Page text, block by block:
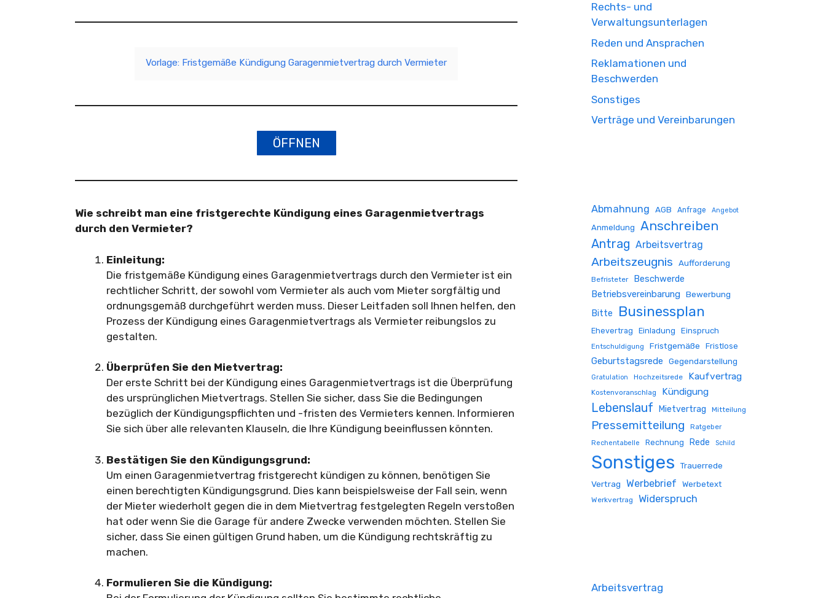
Vorlage: Fristgemäße Kündigung Garagenmietvertrag durch Vermieter
ÖFFNEN
Wie schreibt man eine fristgerechte Kündigung eines Garagenmietvertrags
durch den Vermieter?
Einleitung:
Die fristgemäße Kündigung eines Garagenmietvertrags durch den Vermieter ist ein
rechtlicher Schritt, der sowohl vom Vermieter als auch vom Mieter sorgfältig und
ordnungsgemäß durchgeführt werden muss. Dieser Leitfaden soll Ihnen helfen, den
Prozess der Kündigung eines Garagenmietvertrags als Vermieter reibungslos zu
gestalten.
Überprüfen Sie den Mietvertrag:
Der erste Schritt bei der Kündigung eines Garagenmietvertrags ist die Überprüfung
des ursprünglichen Mietvertrags. Stellen Sie sicher, dass Sie die Bedingungen
bezüglich der Kündigungspflichten und -fristen des Vermieters kennen. Informieren
Sie sich über alle relevanten Klauseln, die Ihre Kündigung beeinflussen könnten.
Bestätigen Sie den Kündigungsgrund:
Um einen Garagenmietvertrag fristgerecht kündigen zu können, benötigen Sie
einen berechtigten Kündigungsgrund. Dies kann beispielsweise der Fall sein, wenn
der Mieter wiederholt gegen die in dem Mietvertrag festgelegten Regeln verstoßen
hat oder wenn Sie die Garage für andere Zwecke verwenden möchten. Stellen Sie
sicher, dass Sie einen gültigen Grund haben, um die Kündigung rechtskräftig zu
machen.
Formulieren Sie die Kündigung:
Rechts- und
Verwaltungsunterlagen
Reden und Ansprachen
Reklamationen und
Beschwerden
Sonstiges
Verträge und Vereinbarungen
Abmahnung AGB Anfrage Angebot
Anmeldung Anschreiben
Antrag Arbeitsvertrag
Arbeitszeugnis Aufforderung
Befristeter
Beschwerde
Betriebsvereinbarung Bewerbung
Bitte Businessplan
Ehevertrag Einladung Einspruch
Entschuldigung Fristgemäße Fristlose
Geburtstagsrede Gegendarstellung
Gratulation Hochzeitsrede Kaufvertrag
Kostenvoranschlag Kündigung
Lebenslauf Mietvertrag Mitteilung
Pressemitteilung Ratgeber
Rechentabelle Rechnung Rede Schild
Sonstiges
Trauerrede
Vertrag
Werbebrief Werbetext
Werkvertrag Widerspruch
Arbeitsvertrag